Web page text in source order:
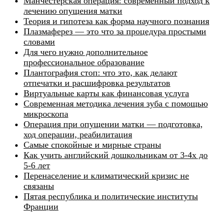
лечению опущения матки
Теория и гипотеза как форма научного познания
Плазмаферез — это что за процедура простыми
словами
Для чего нужно дополнительное
профессиональное образование
Плантография стоп: что это, как делают
отпечатки и расшифровка результатов
Виртуальные карты как финансовая услуга
Современная методика лечения зуба с помощью
микроскопа
Операция при опущении матки — подготовка,
ход операции, реабилитация
Самые спокойные и мирные страны
Как учить английский дошкольникам от 3-4х до
5-6 лет
Перенаселение и климатический кризис не
связаны
Пятая республика и политические институты
Франции